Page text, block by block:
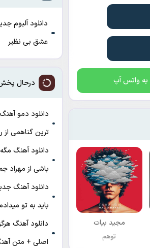
به واتس آپ
مجید بیات
توهم
دانلود آلبوم
عشق بی نظیر
درحال
دانلود دمو
ﺗﺮﻳﻦ ﮔﻨﺎﻫﻤﻰ از
دانلود آهنگ
باشی از مهراد
دانلود آهنگ
باید به تو
دانلود آهنگ
اصلی + متن